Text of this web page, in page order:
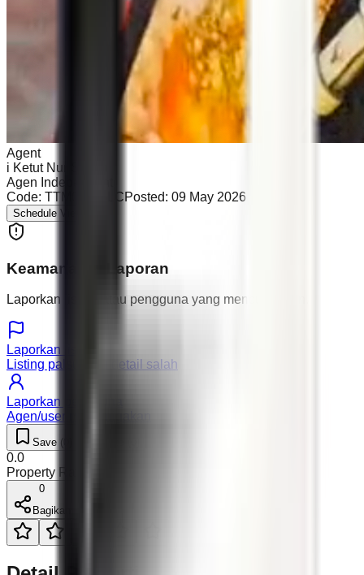
Agent
i Ketut Nur Salleh
Agen Independent
Code: TTM0 - BBLCPosted: 09 May 2026
Schedule Viewing
Keamanan & Laporan
Laporkan listing atau pengguna yang mencurigakan.
Laporkan listing
Listing palsu atau detail salah
Laporkan pengguna
Agen/user mencurigakan
Save (
0.0
Property Rating (
0
Bagikan